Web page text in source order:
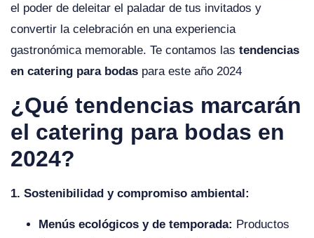
el poder de deleitar el paladar de tus invitados y
convertir la celebración en una experiencia
gastronómica memorable. Te contamos las tendencias
en catering para bodas para este año 2024
¿Qué tendencias marcarán
el catering para bodas en
2024?
1. Sostenibilidad y compromiso ambiental:
Menús ecológicos y de temporada: Productos